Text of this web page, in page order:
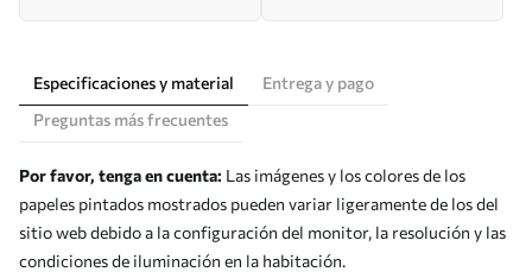
Especificaciones y material
Entrega y pago
Preguntas más frecuentes
Por favor, tenga en cuenta: Las imágenes y los colores de los
papeles pintados mostrados pueden variar ligeramente de los del
sitio web debido a la configuración del monitor, la resolución y las
condiciones de iluminación en la habitación.